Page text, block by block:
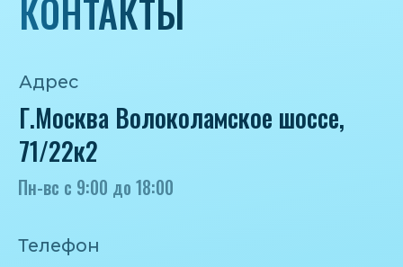
Почта
iceicemarket@yandex.ru